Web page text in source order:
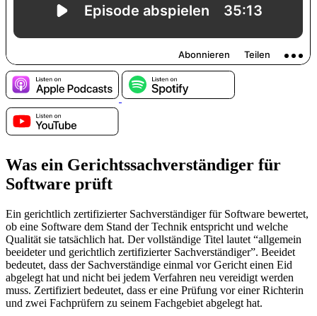
Was ein Gerichtssachverständiger für
Software prüft
Ein gerichtlich zertifizierter Sachverständiger für Software bewertet,
ob eine Software dem Stand der Technik entspricht und welche
Qualität sie tatsächlich hat. Der vollständige Titel lautet “allgemein
beeideter und gerichtlich zertifizierter Sachverständiger”. Beeidet
bedeutet, dass der Sachverständige einmal vor Gericht einen Eid
abgelegt hat und nicht bei jedem Verfahren neu vereidigt werden
muss. Zertifiziert bedeutet, dass er eine Prüfung vor einer Richterin
und zwei Fachprüfern zu seinem Fachgebiet abgelegt hat.